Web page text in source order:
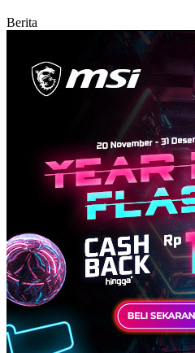
Berita